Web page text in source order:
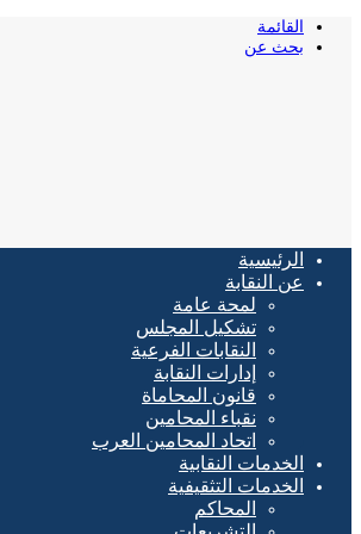
القائمة
بحث عن
الرئيسية
عن النقابة
لمحة عامة
تشكيل المجلس
النقابات الفرعية
إدارات النقابة
قانون المحاماة
نقباء المحامين
اتحاد المحامين العرب
الخدمات النقابية
الخدمات التثقيفية
المحاكم